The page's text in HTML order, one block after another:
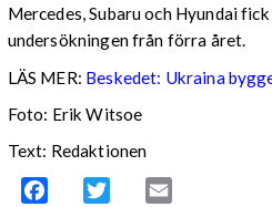
Mercedes, Subaru och Hyundai
undersökningen från förra året.
LÄS MER: Beskedet: Ukraina
Foto: Erik Witsoe
Text: Redaktionen
Facebook Twitter